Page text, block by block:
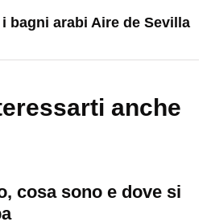
bagni arabi Aire de Sevilla
anche
cosa sono e dove si